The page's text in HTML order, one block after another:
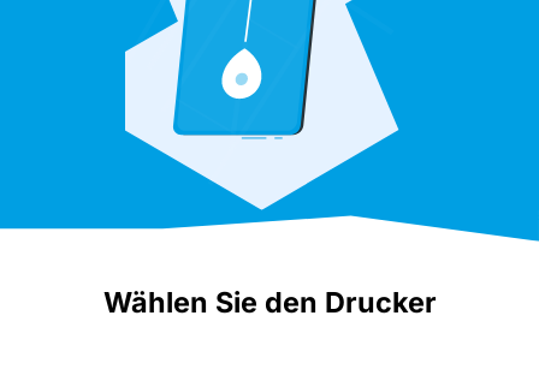
Wählen Sie den Drucker